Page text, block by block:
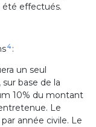
été effectués.
4 :
un seul
base de la
10% du montant
Le
année civile. Le